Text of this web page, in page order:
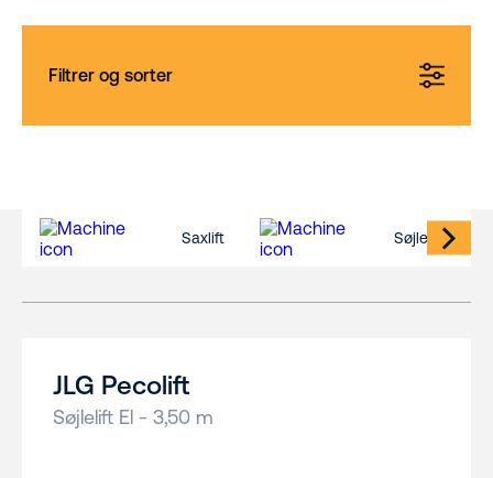
Filtrer og sorter
Saxlift Søjlelift
JLG Pecolift
Søjlelift El - 3,50 m